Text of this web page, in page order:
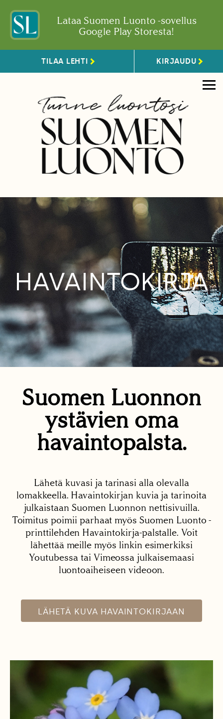
Lataa Suomen Luonto -sovellus
Google Play Storesta!
TILAA LEHTI KIRJAUDU
HAVAINTOKIRJA
Suomen Luonnon
ystävien oma
havaintopalsta.
Lähetä kuvasi ja tarinasi alla olevalla
lomakkeella. Havaintokirjan kuvia ja tarinoita
julkaistaan Suomen Luonnon nettisivuilla.
Toimitus poimii parhaat myös Suomen Luonto -
printtilehden Havaintokirja-palstalle. Voit
lähettää meille myös linkin esimerkiksi
Youtubessa tai Vimeossa julkaisemaasi
luontoaiheiseen videoon.
LÄHETÄ KUVA HAVAINTOKIRJAAN